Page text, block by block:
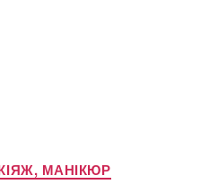
КатегоріїМАНІКЮР